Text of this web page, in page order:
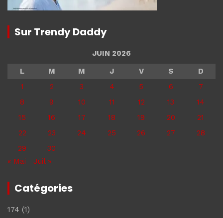
Sur Trendy Daddy
JUIN 2026
L
M M J V S
D
1
2 3 4 5 6
7
8
9 10 11 12 13
14
15
16 17 18 19 20
21
22
23 24 25 26 27
28
29
30
« Mai
Juil »
Catégories
174 (1)